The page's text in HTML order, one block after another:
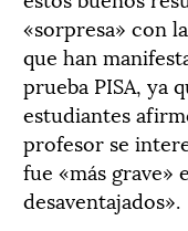
«sorpresa» con
que han
prueba PISA, ya
estudiantes
profesor se
fue «más grave»
desaventajados».